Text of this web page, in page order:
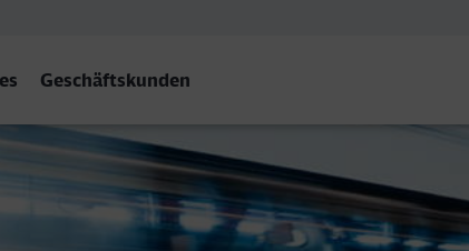
Geschäftskunden
Hbf